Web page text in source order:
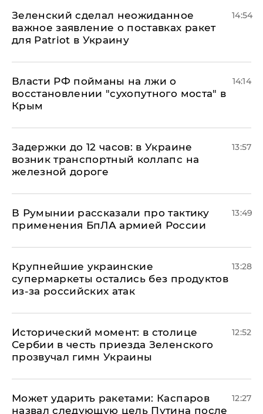
Зеленский сделал неожиданное
важное заявление о поставках ракет
для Patriot в Украину
14:54
Власти РФ пойманы на лжи о
восстановлении "сухопутного моста" в
Крым
14:14
Задержки до 12 часов: в Украине
возник транспортный коллапс на
железной дороге
13:57
В Румынии рассказали про тактику
применения БпЛА армией России
13:49
Крупнейшие украинские
супермаркеты остались без продуктов
из-за российских атак
13:28
Исторический момент: в столице
Сербии в честь приезда Зеленского
прозвучал гимн Украины
12:52
Может ударить ракетами: Каспаров
назвал следующую цель Путина после
12:27